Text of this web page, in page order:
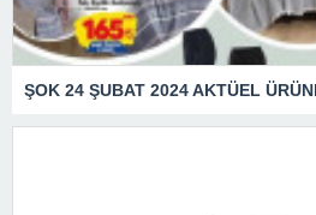
ŞOK 24 ŞUBAT 2024 AKTÜEL